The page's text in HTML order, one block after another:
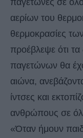
παγετώνες σε
αερίων του
θερμοκρασίες
προέβλεψε ότι
παγετώνων θα
αιώνα,
ίντσες και
ανθρώπους σε
«Όταν ήμουν